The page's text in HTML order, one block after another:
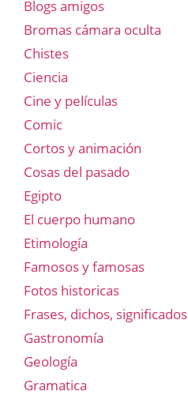
Blogs amigos
Bromas cámara oculta
Chistes
Ciencia
Cine y películas
Comic
Cortos y animación
Cosas del pasado
Egipto
El cuerpo humano
Etimología
Famosos y famosas
Fotos historicas
Frases, dichos, significados
Gastronomía
Geología
Gramatica